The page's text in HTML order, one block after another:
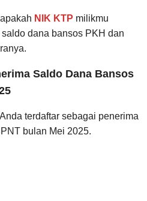
NIK KTP milikmu
dana bansos PKH dan
Saldo Dana Bansos
terdaftar sebagai penerima
bulan Mei 2025.